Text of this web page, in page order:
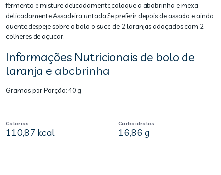
fermento e misture delicadamente,coloque a abobrinha e mexa
delicadamente.Assadeira untada.Se preferir depois de assado e ainda
quente,despeje sobre o bolo o suco de 2 laranjas adoçados com 2
colheres de açucar.
Informações Nutricionais de bolo de
laranja e abobrinha
Gramas por Porção:40 g
Calorias
110,87 kcal
Carboidratos
16,86 g